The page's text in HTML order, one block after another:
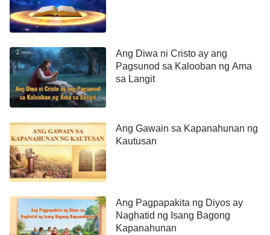
Ang Diwa ni Cristo ay ang
Pagsunod sa Kalooban ng Ama
sa Langit
Ang Gawain sa Kapanahunan ng
Kautusan
Ang Pagpapakita ng Diyos ay
Naghatid ng Isang Bagong
Kapanahunan